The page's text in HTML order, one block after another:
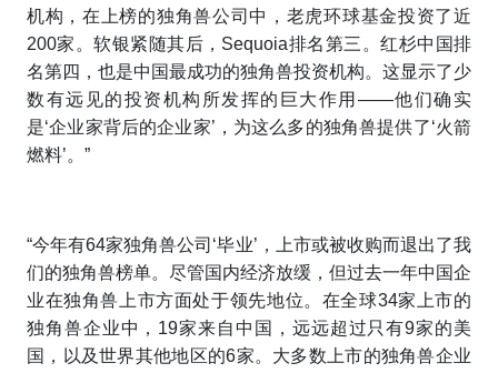
机构，在上榜的独角兽公司中，老虎环球基金投资了近
200家。软银紧随其后，Sequoia排名第三。红杉中国排
名第四，也是中国最成功的独角兽投资机构。这显示了少
数有远见的投资机构所发挥的巨大作用——他们确实
是‘企业家背后的企业家’，为这么多的独角兽提供了‘火箭
燃料’。”
“今年有64家独角兽公司‘毕业’，上市或被收购而退出了我
们的独角兽榜单。尽管国内经济放缓，但过去一年中国企
业在独角兽上市方面处于领先地位。在全球34家上市的
独角兽企业中，19家来自中国，远远超过只有9家的美
国，以及世界其他地区的6家。大多数上市的独角兽企业